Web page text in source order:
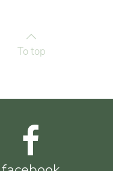
To top